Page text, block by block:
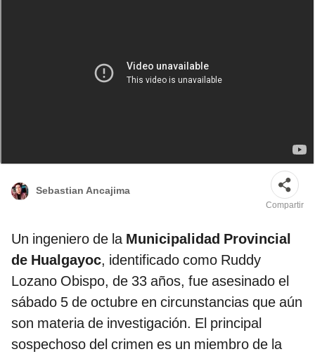
Sebastian Ancajima
Compartir
Un ingeniero de la Municipalidad Provincial
de Hualgayoc, identificado como Ruddy
Lozano Obispo, de 33 años, fue asesinado el
sábado 5 de octubre en circunstancias que aún
son materia de investigación. El principal
sospechoso del crimen es un miembro de la